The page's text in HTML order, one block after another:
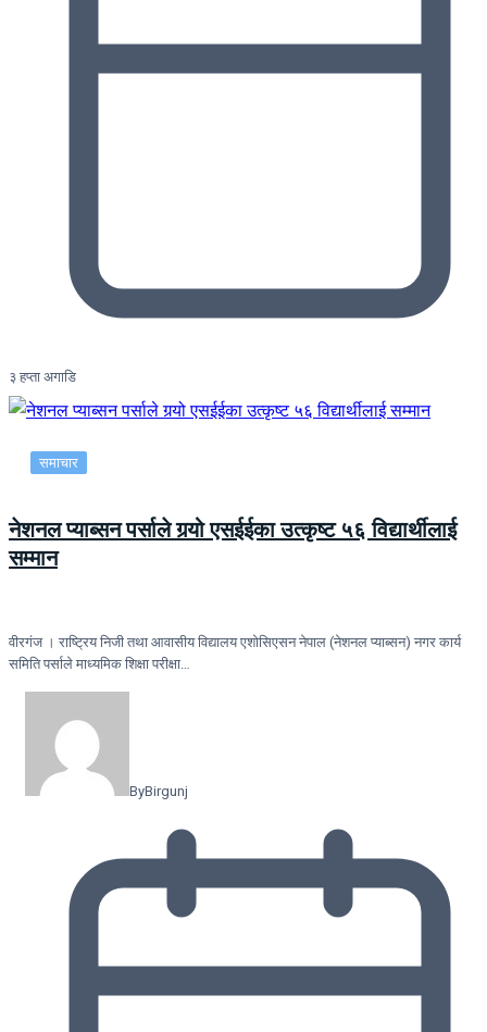
३ हप्ता अगाडि
समाचार
नेशनल प्याब्सन पर्साले गर्‍यो एसईईका उत्कृष्ट ५६ विद्यार्थीलाई
सम्मान
वीरगंज । राष्ट्रिय निजी तथा आवासीय विद्यालय एशोसिएसन नेपाल (नेशनल प्याब्सन) नगर कार्य
समिति पर्साले माध्यमिक शिक्षा परीक्षा…
ByBirgunj